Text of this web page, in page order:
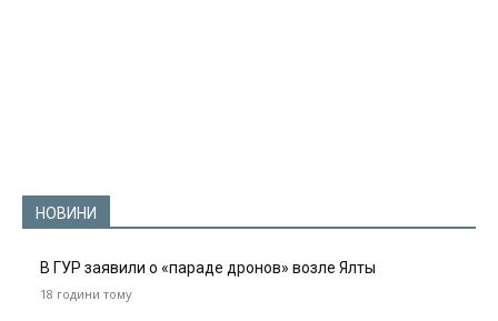
НОВИНИ
В ГУР заявили о «параде дронов» возле Ялты
18 години тому